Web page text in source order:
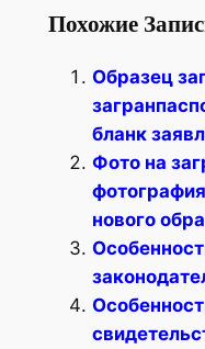
Похожие
Образец
бланк
Фото на
нового